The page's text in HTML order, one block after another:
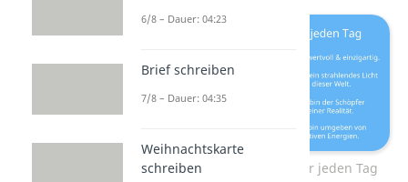
Positive Affirmationen für jeden Tag
6/8 – Dauer: 04:23
Brief schreiben
7/8 – Dauer: 04:35
Weihnachtskarte
schreiben